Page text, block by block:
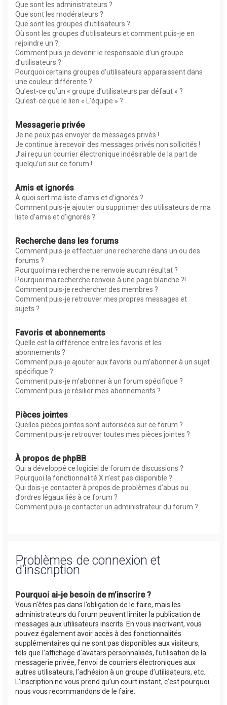
Que sont les administrateurs ?
Que sont les modérateurs ?
Que sont les groupes d’utilisateurs ?
Où sont les groupes d’utilisateurs et comment puis-je en
rejoindre un ?
Comment puis-je devenir le responsable d’un groupe
d’utilisateurs ?
Pourquoi certains groupes d’utilisateurs apparaissent dans
une couleur différente ?
Qu’est-ce qu’un « groupe d’utilisateurs par défaut » ?
Qu’est-ce que le lien « L’équipe » ?
Messagerie privée
Je ne peux pas envoyer de messages privés !
Je continue à recevoir des messages privés non sollicités !
J’ai reçu un courrier électronique indésirable de la part de
quelqu’un sur ce forum !
Amis et ignorés
À quoi sert ma liste d’amis et d’ignorés ?
Comment puis-je ajouter ou supprimer des utilisateurs de ma
liste d’amis et d’ignorés ?
Recherche dans les forums
Comment puis-je effectuer une recherche dans un ou des
forums ?
Pourquoi ma recherche ne renvoie aucun résultat ?
Pourquoi ma recherche renvoie à une page blanche ?!
Comment puis-je rechercher des membres ?
Comment puis-je retrouver mes propres messages et
sujets ?
Favoris et abonnements
Quelle est la différence entre les favoris et les
abonnements ?
Comment puis-je ajouter aux favoris ou m’abonner à un sujet
spécifique ?
Comment puis-je m’abonner à un forum spécifique ?
Comment puis-je résilier mes abonnements ?
Pièces jointes
Quelles pièces jointes sont autorisées sur ce forum ?
Comment puis-je retrouver toutes mes pièces jointes ?
À propos de phpBB
Qui a développé ce logiciel de forum de discussions ?
Pourquoi la fonctionnalité X n’est pas disponible ?
Qui dois-je contacter à propos de problèmes d’abus ou
d’ordres légaux liés à ce forum ?
Comment puis-je contacter un administrateur du forum ?
Problèmes de connexion et
d’inscription
Pourquoi ai-je besoin de m’inscrire ?
Vous n’êtes pas dans l’obligation de le faire, mais les
administrateurs du forum peuvent limiter la publication de
messages aux utilisateurs inscrits. En vous inscrivant, vous
pouvez également avoir accès à des fonctionnalités
supplémentaires qui ne sont pas disponibles aux visiteurs,
tels que l’affichage d’avatars personnalisés, l’utilisation de la
messagerie privée, l’envoi de courriers électroniques aux
autres utilisateurs, l’adhésion à un groupe d’utilisateurs, etc.
L’inscription ne vous prend qu’un court instant, c’est pourquoi
nous vous recommandons de le faire.